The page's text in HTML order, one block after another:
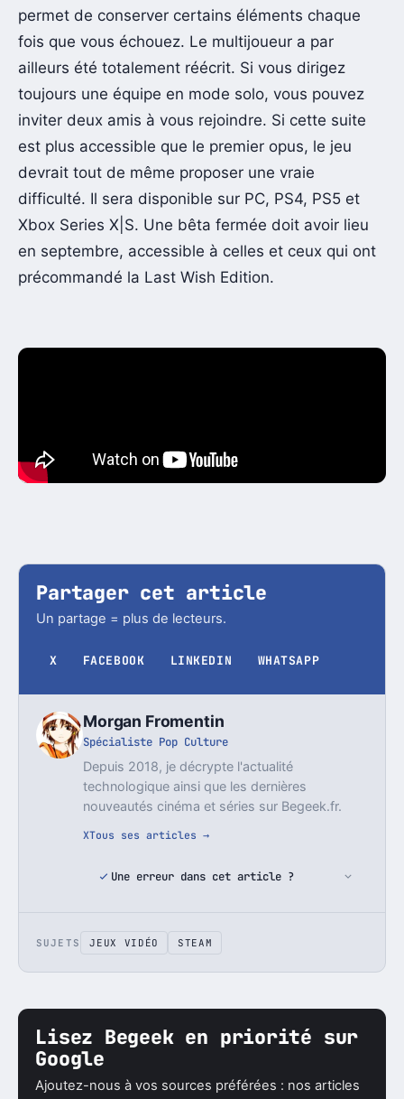
permet de conserver certains éléments chaque
fois que vous échouez. Le multijoueur a par
ailleurs été totalement réécrit. Si vous dirigez
toujours une équipe en mode solo, vous pouvez
inviter deux amis à vous rejoindre. Si cette suite
est plus accessible que le premier opus, le jeu
devrait tout de même proposer une vraie
difficulté. Il sera disponible sur PC, PS4, PS5 et
Xbox Series X|S. Une bêta fermée doit avoir lieu
en septembre, accessible à celles et ceux qui ont
précommandé la Last Wish Edition.
Partager cet article
Un partage = plus de lecteurs.
X FACEBOOK LINKEDIN WHATSAPP
Morgan Fromentin
Spécialiste Pop Culture
Depuis 2018, je décrypte l'actualité
technologique ainsi que les dernières
nouveautés cinéma et séries sur Begeek.fr.
XTous ses articles →
Une erreur dans cet article ?
SUJETS JEUX VIDÉO STEAM
Lisez Begeek en priorité sur
Google
Ajoutez-nous à vos sources préférées : nos articles